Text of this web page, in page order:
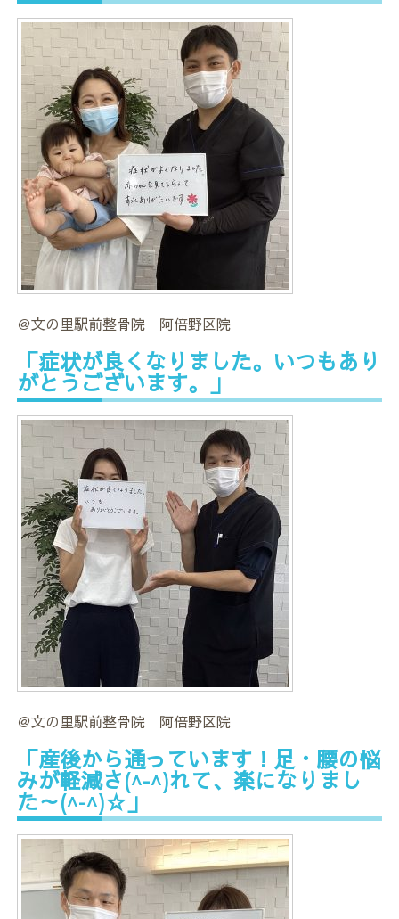
＠文の里駅前整骨院 阿倍野区院
「症状が良くなりました。いつもあり
がとうございます。」
＠文の里駅前整骨院 阿倍野区院
「産後から通っています！足・腰の悩
みが軽減さ(^-^)れて、楽になりまし
た～(^-^)☆」